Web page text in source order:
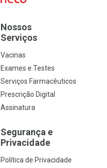
Nossos
Serviços
Vacinas
Exames e Testes
Serviços Farmacêuticos
Prescrição Digital
Assinatura
Segurança e
Privacidade
Política de Privacidade